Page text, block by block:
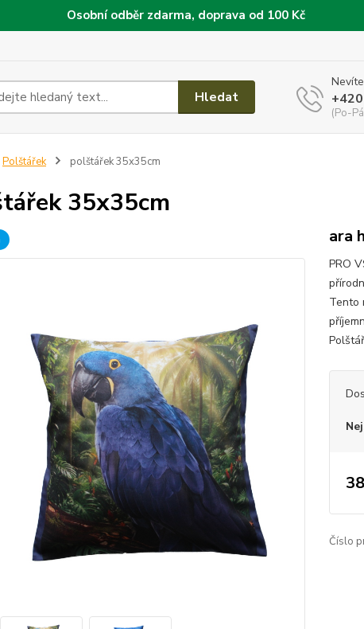
Osobní odběr zdarma, doprava od 100 Kč
Hledat
(Po-
Polštářek polštářek 35x35cm
35x35cm
ara
PRO
Tento
Číslo